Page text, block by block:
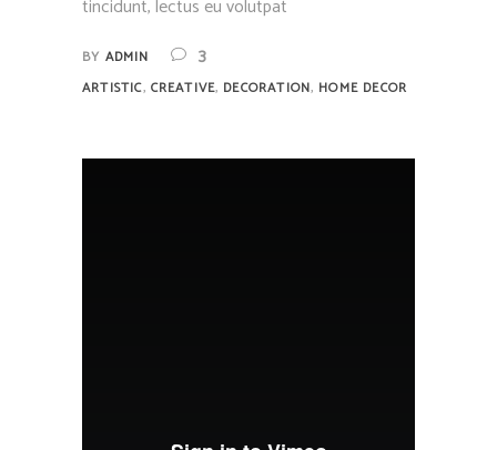
tincidunt, lectus eu volutpat
BY ADMIN 3
ARTISTIC, CREATIVE, DECORATION, HOME DECOR